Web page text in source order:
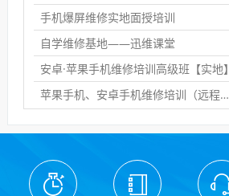
手机爆屏维修实地面授培训
自学维修基地——迅维课堂
安卓·苹果手机维修培训高级班【实地】
苹果手机、安卓手机维修培训（远程网络班）